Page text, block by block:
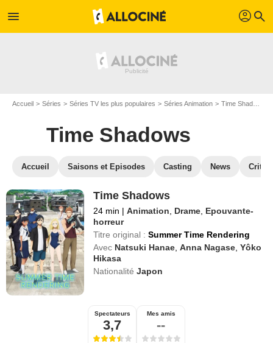
menu profil search
Accueil Séries Séries TV les plus populaires Séries Animation Time Shadows
Time Shadows
Accueil Saisons et Episodes Casting News
Time Shadows
24 min | Animation Drame Epouvante-
horreur
Titre original : Summer Time Rendering
Avec Natsuki Hanae ,Anna Nagase ,Yôko
Hikasa
Nationalité Japon
Spectateurs
3,7
Mes amis
--